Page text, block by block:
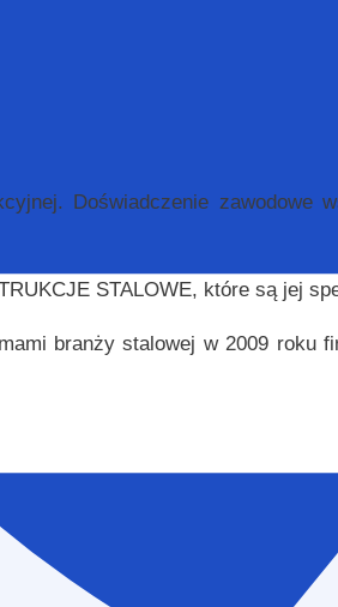
Doświadczenie zawodowe
STALOWE, które są jej
branży stalowej w 2009 roku